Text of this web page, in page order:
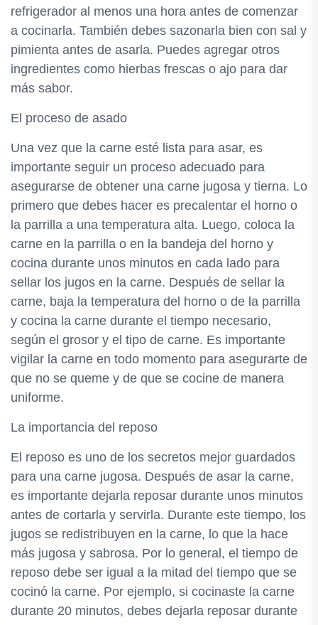
refrigerador al menos una hora antes de comenzar
a cocinarla. También debes sazonarla bien con sal y
pimienta antes de asarla. Puedes agregar otros
ingredientes como hierbas frescas o ajo para dar
más sabor.
El proceso de asado
Una vez que la carne esté lista para asar, es
importante seguir un proceso adecuado para
asegurarse de obtener una carne jugosa y tierna. Lo
primero que debes hacer es precalentar el horno o
la parrilla a una temperatura alta. Luego, coloca la
carne en la parrilla o en la bandeja del horno y
cocina durante unos minutos en cada lado para
sellar los jugos en la carne. Después de sellar la
carne, baja la temperatura del horno o de la parrilla
y cocina la carne durante el tiempo necesario,
según el grosor y el tipo de carne. Es importante
vigilar la carne en todo momento para asegurarte de
que no se queme y de que se cocine de manera
uniforme.
La importancia del reposo
El reposo es uno de los secretos mejor guardados
para una carne jugosa. Después de asar la carne,
es importante dejarla reposar durante unos minutos
antes de cortarla y servirla. Durante este tiempo, los
jugos se redistribuyen en la carne, lo que la hace
más jugosa y sabrosa. Por lo general, el tiempo de
reposo debe ser igual a la mitad del tiempo que se
cocinó la carne. Por ejemplo, si cocinaste la carne
durante 20 minutos, debes dejarla reposar durante